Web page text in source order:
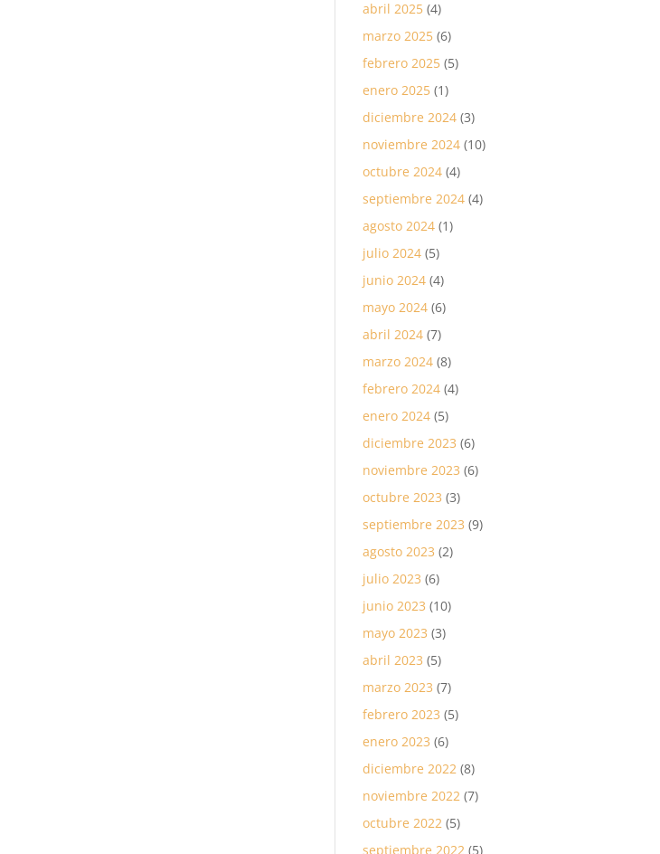
abril 2025 (4)
marzo 2025 (6)
febrero 2025 (5)
enero 2025 (1)
diciembre 2024 (3)
noviembre 2024 (10)
octubre 2024 (4)
septiembre 2024 (4)
agosto 2024 (1)
julio 2024 (5)
junio 2024 (4)
mayo 2024 (6)
abril 2024 (7)
marzo 2024 (8)
febrero 2024 (4)
enero 2024 (5)
diciembre 2023 (6)
noviembre 2023 (6)
octubre 2023 (3)
septiembre 2023 (9)
agosto 2023 (2)
julio 2023 (6)
junio 2023 (10)
mayo 2023 (3)
abril 2023 (5)
marzo 2023 (7)
febrero 2023 (5)
enero 2023 (6)
diciembre 2022 (8)
noviembre 2022 (7)
octubre 2022 (5)
septiembre 2022 (5)